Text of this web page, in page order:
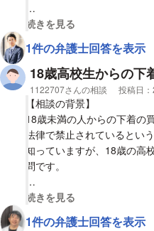
【質問1】
は法律、あるいは東京都、
ますでしょうか。ご回答願
視覚的に省略された相談全文
続きを見る
1件の弁護士回答を表示
18歳高校生からの下
相談者
1122707さんの相談 投稿日：
【相談の背景】
18歳未満の人からの下着の
法律で禁止されているとい
知っていますが、18歳の高
問です。
【質問1】
18歳の高校生からの下着の
視覚的に省略された相談全文
続きを見る
1件の弁護士回答を表示